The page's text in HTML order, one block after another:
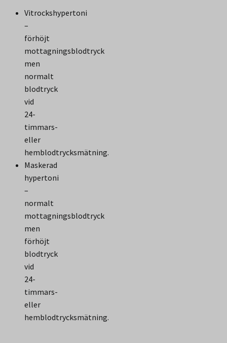
Vitrockshypertoni
–
förhöjt
mottagningsblodtryck
men
normalt
blodtryck
vid
24-
timmars-
eller
hemblodtrycksmätning.
Maskerad
hypertoni
–
normalt
mottagningsblodtryck
men
förhöjt
blodtryck
vid
24-
timmars-
eller
hemblodtrycksmätning.